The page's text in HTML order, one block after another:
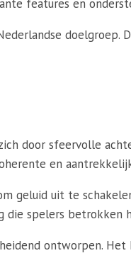
features en
door sfeervolle
en
geluid uit te
die spelers betrokken
ontworpen.